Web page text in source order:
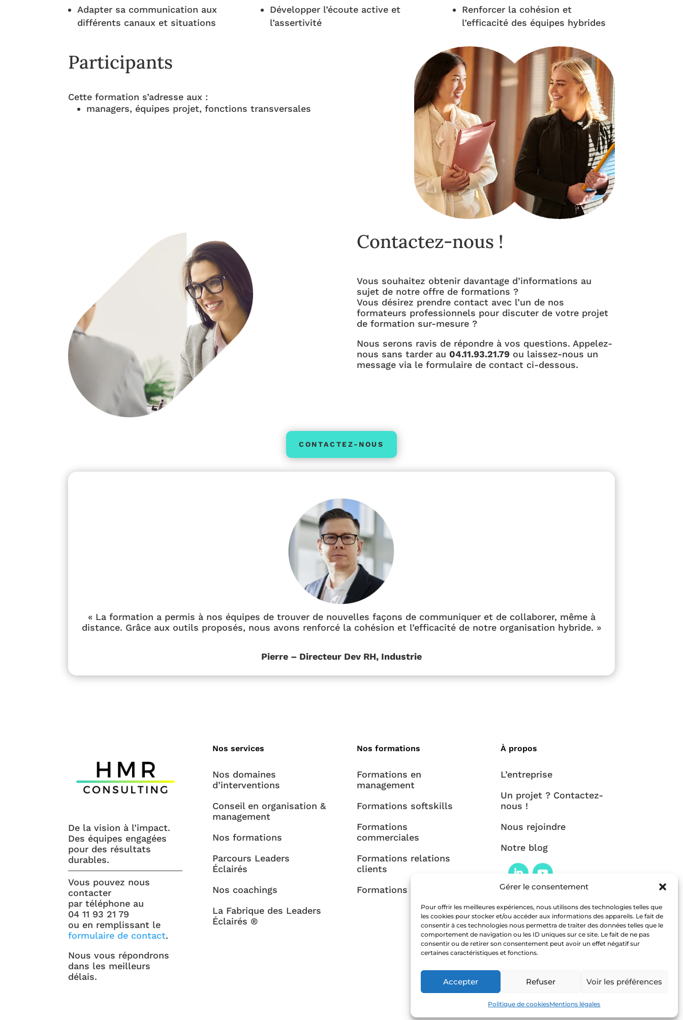
Gérer le consentement
Pour offrir les meilleures expériences, nous utilisons des technologies telles que
les cookies pour stocker et/ou accéder aux informations des appareils. Le fait de
consentir à ces technologies nous permettra de traiter des données telles que le
comportement de navigation ou les ID uniques sur ce site. Le fait de ne pas
consentir ou de retirer son consentement peut avoir un effet négatif sur
certaines caractéristiques et fonctions.
Accepter Refuser Voir les préférences
Politique de cookiesMentions légales
Adapter sa communication aux
différents canaux et situations
Développer l’écoute active et
l’assertivité
Renforcer la cohésion et
l’efficacité des équipes hybrides
Participants
Cette formation s’adresse aux :
managers, équipes projet, fonctions transversales
Contactez-nous !
Vous souhaitez obtenir davantage d’informations au
sujet de notre offre de formations ?
Vous désirez prendre contact avec l’un de nos
formateurs professionnels pour discuter de votre projet
de formation sur-mesure ?
Nous serons ravis de répondre à vos questions. Appelez-
nous sans tarder au 04.11.93.21.79ou laissez-nous un
message via le formulaire de contact ci-dessous.
CONTACTEZ-NOUS
« La formation a permis à nos équipes de trouver de nouvelles façons de communiquer et de collaborer, même à
distance. Grâce aux outils proposés, nous avons renforcé la cohésion et l’efficacité de notre organisation hybride. »
Pierre – Directeur Dev RH, Industrie
De la vision à l’impact.
Des équipes engagées
pour des résultats
durables.
Vous pouvez nous
contacter
par téléphone au
04 11 93 21 79
ou en remplissant le
formulaire de contact.
Nous vous répondrons
dans les meilleurs
délais.
Nos services
Nos domaines
d’interventions
Conseil en organisation &
management
Nos formations
Parcours Leaders
Éclairés
Nos coachings
La Fabrique des Leaders
Éclairés ®
Nos formations
Formations en
management
Formations softskills
Formations
commerciales
Formations relations
clients
Formations RH
À propos
L’entreprise
Un projet ? Contactez-
nous !
Nous rejoindre
Notre blog
Nos mentions légales
Copyright HMR-Consulting